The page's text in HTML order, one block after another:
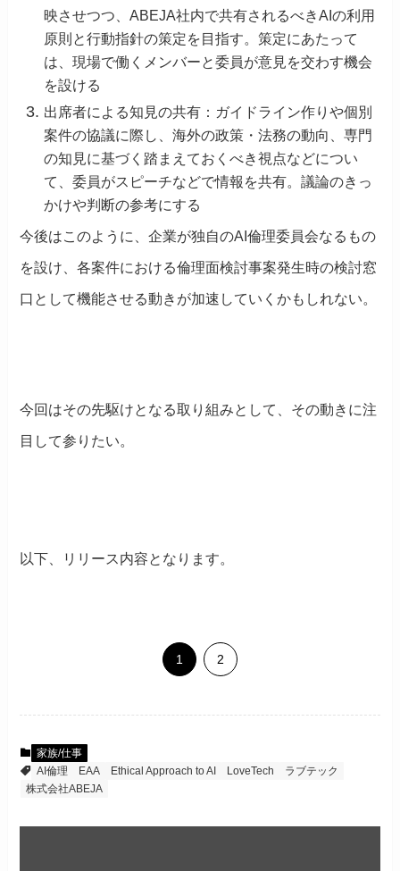
映させつつ、ABEJA社内で共有されるべきAIの利用
原則と行動指針の策定を目指す。策定にあたって
は、現場で働くメンバーと委員が意見を交わす機会
を設ける
出席者による知見の共有：ガイドライン作りや個別
案件の協議に際し、海外の政策・法務の動向、専門
の知見に基づく踏まえておくべき視点などについ
て、委員がスピーチなどで情報を共有。議論のきっ
かけや判断の参考にする
今後はこのように、企業が独自のAI倫理委員会なるもの
を設け、各案件における倫理面検討事案発生時の検討窓
口として機能させる動きが加速していくかもしれない。
今回はその先駆けとなる取り組みとして、その動きに注
目して参りたい。
以下、リリース内容となります。
1 2
家族/仕事
AI倫理
EAA Ethical Approach to AI LoveTech
ラブテック
株式会社ABEJA